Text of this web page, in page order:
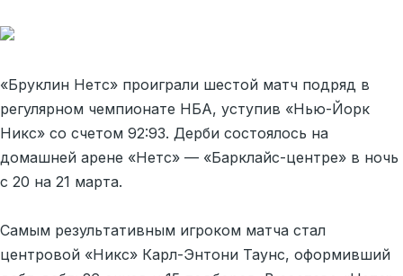
«Бруклин Нетс» проиграли шестой матч подряд в
регулярном чемпионате НБА, уступив «Нью-Йорк
Никс» со счетом 92:93. Дерби состоялось на
домашней арене «Нетс» — «Барклайс-центре» в ночь
с 20 на 21 марта.
Самым результативным игроком матча стал
центровой «Никс» Карл-Энтони Таунс, оформивший